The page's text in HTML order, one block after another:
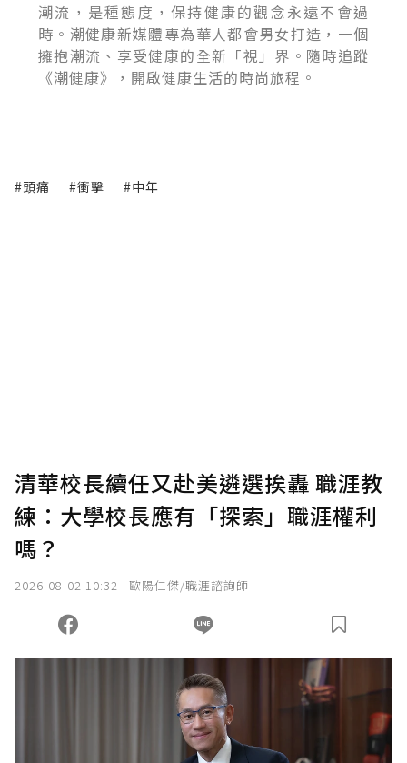
潮流，是種態度，保持健康的觀念永遠不會過
時。潮健康新媒體專為華人都會男女打造，一個
擁抱潮流、享受健康的全新「視」界。隨時追蹤
《潮健康》，開啟健康生活的時尚旅程。
#頭痛 #衝擊 #中年
清華校長續任又赴美遴選挨轟 職涯教
練：大學校長應有「探索」職涯權利
嗎？
2026-08-02 10:32 歐陽仁傑/職涯諮詢師